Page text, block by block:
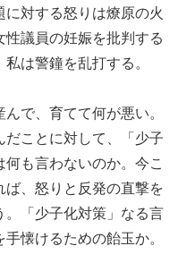
対する怒りは燎原の火
議員の妊娠を批判する
は警鐘を乱打する。
で、育てて何が悪い。
ことに対して、「少子
も言わないのか。今こ
ば、怒りと反発の直撃を
。「少子化対策」なる言
懐けるための飴玉か。